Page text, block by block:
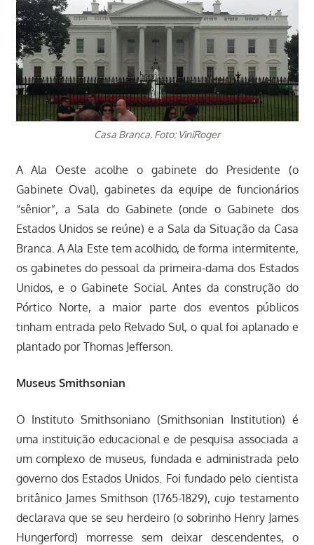
Casa Branca. Foto: ViniRoger
A Ala Oeste acolhe o gabinete do Presidente (o
Gabinete Oval), gabinetes da equipe de funcionários
“sênior”, a Sala do Gabinete (onde o Gabinete dos
Estados Unidos se reúne) e a Sala da Situação da Casa
Branca. A Ala Este tem acolhido, de forma intermitente,
os gabinetes do pessoal da primeira-dama dos Estados
Unidos, e o Gabinete Social. Antes da construção do
Pórtico Norte, a maior parte dos eventos públicos
tinham entrada pelo Relvado Sul, o qual foi aplanado e
plantado por Thomas Jefferson.
Museus Smithsonian
O Instituto Smithsoniano (Smithsonian Institution) é
uma instituição educacional e de pesquisa associada a
um complexo de museus, fundada e administrada pelo
governo dos Estados Unidos. Foi fundado pelo cientista
britânico James Smithson (1765-1829), cujo testamento
declarava que se seu herdeiro (o sobrinho Henry James
Hungerford) morresse sem deixar descendentes, o